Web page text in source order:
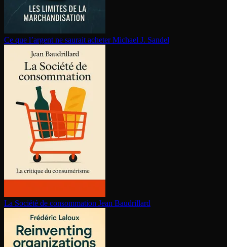
Ce que l’argent ne saurait acheter Michael J. Sandel
La Société de consom­ma­tion Jean Baudrillard